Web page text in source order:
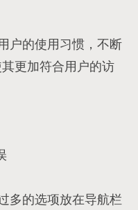
户的使用习惯，不断
更加符合用户的访
多的选项放在导航栏